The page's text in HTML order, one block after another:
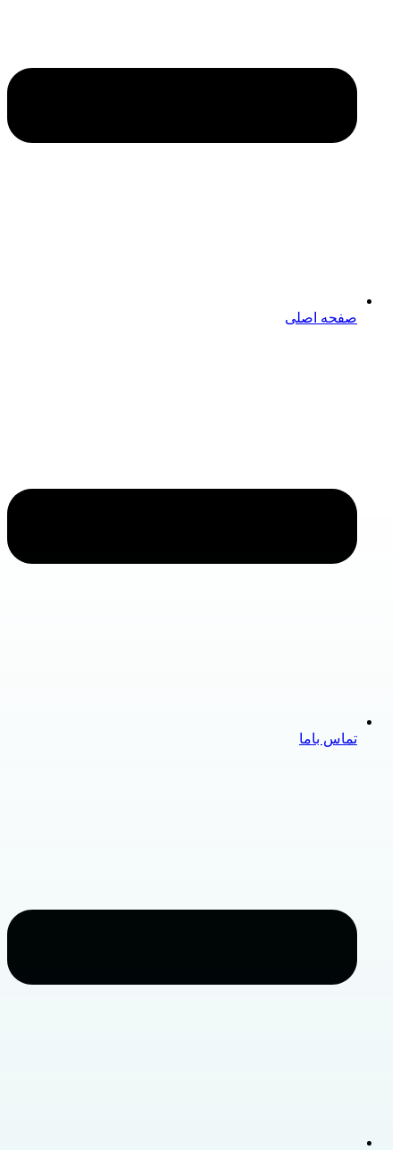
صفحه اصلی
تماس باما